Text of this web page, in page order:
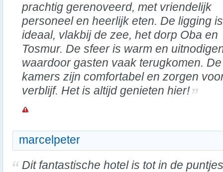
prachtig gerenoveerd, met vriendelijk
personeel en heerlijk eten. De ligging is
ideaal, vlakbij de zee, het dorp Oba en
Tosmur. De sfeer is warm en
waardoor gasten vaak terugkomen. De
kamers zijn comfortabel en zorgen
verblijf. Het is altijd genieten hier!
marcelpeter
Dit fantastische hotel is tot in de puntjes